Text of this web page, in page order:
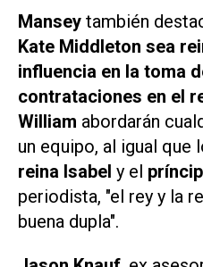
Mansey también
Kate Middleton sea
influencia en la toma
contrataciones en el
William abordarán
un equipo, al igual que
reina Isabel y el
periodista, "el rey y la
buena dupla".